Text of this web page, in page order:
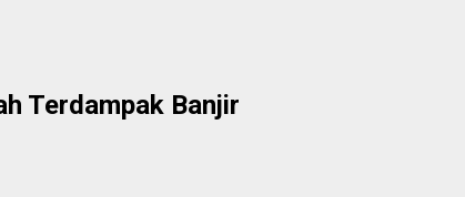
Terdampak Banjir